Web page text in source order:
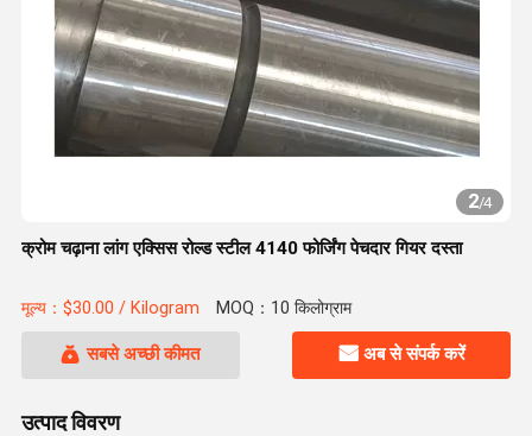
2/4
क्रोम चढ़ाना लांग एक्सिस रोल्ड स्टील 4140 फोर्जिंग पेचदार गियर दस्ता
मूल्य：$30.00 / Kilogram MOQ：10 किलोग्राम
सबसे अच्छी कीमत अब से संपर्क करें
उत्पाद विवरण